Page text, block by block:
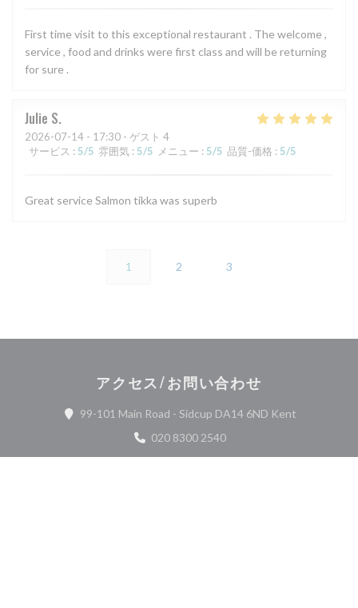
First time visit to this exceptional restaurant . The welcome ,
service , food and drinks were first class and will be returning
for sure .
Julie S
2026-07-14 - 17:30 - ゲスト 4
サービス : 5/5 雰囲気 : 5/5 メニュー : 5/5 品質-価格 : 5/5
Great service Salmon tikka was superb
1 2 3
アクセス/お問い合わせ
99-101 Main Road - Sidcup DA14 6ND Kent
020 8300 2540